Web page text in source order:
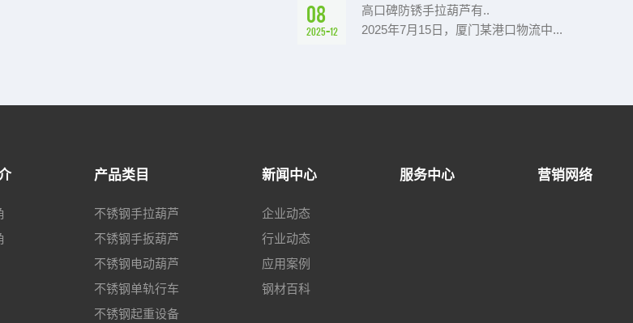
08
2025-12
高口碑防锈手拉葫芦有..
2025年7月15日，厦门某港口物流中...
产品类目
不锈钢手拉葫芦
不锈钢手扳葫芦
不锈钢电动葫芦
不锈钢单轨行车
不锈钢起重设备
新闻中心
企业动态
行业动态
应用案例
钢材百科
服务中心 营销网络